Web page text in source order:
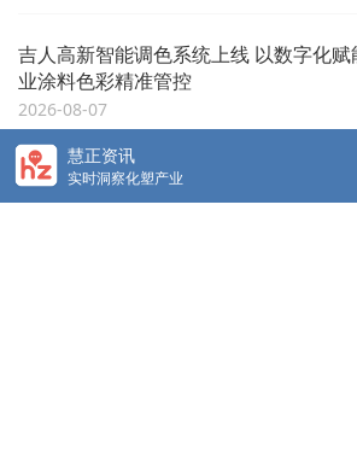
吉人高新智能调色系统上线 以数字化赋
业涂料色彩精准管控
2026-08-07
杭州福乐阁门店营业时间与服务范围常
慧正资讯
实时洞察化塑产业